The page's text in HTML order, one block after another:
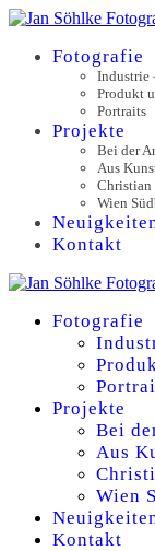
Fotografie
Industrie
Produkt
Portraits
Projekte
Bei der
Aus
Christian
Wien
Kontakt
Fotografie
Projekte
Bei
Aus
Wien
Kontakt